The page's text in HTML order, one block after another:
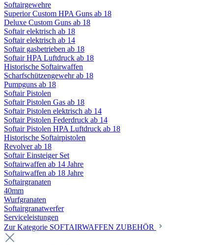
Softairgewehre
Superior Custom HPA Guns ab 18
Deluxe Custom Guns ab 18
Softair elektrisch ab 18
Softair elektrisch ab 14
Softair gasbetrieben ab 18
Softair HPA Luftdruck ab 18
Historische Softairwaffen
Scharfschützengewehr ab 18
Pumpguns ab 18
Softair Pistolen
Softair Pistolen Gas ab 18
Softair Pistolen elektrisch ab 14
Softair Pistolen Federdruck ab 14
Softair Pistolen HPA Luftdruck ab 18
Historische Softairpistolen
Revolver ab 18
Softair Einsteiger Set
Softairwaffen ab 14 Jahre
Softairwaffen ab 18 Jahre
Softairgranaten
40mm
Wurfgranaten
Softairgranatwerfer
Serviceleistungen
Zur Kategorie SOFTAIRWAFFEN ZUBEHÖR